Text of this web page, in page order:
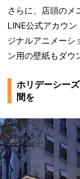
さらに、店頭のメ
LINE公式アカウ
ジナルアニメーシ
ン用の壁紙もダウ
ホリデーシー
間を